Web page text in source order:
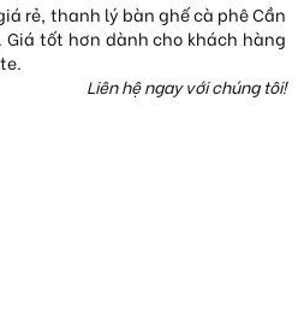
rẻ, thanh lý bàn ghế cà phê Cần
tốt hơn dành cho khách hàng
Liên hệ ngay với chúng tôi!